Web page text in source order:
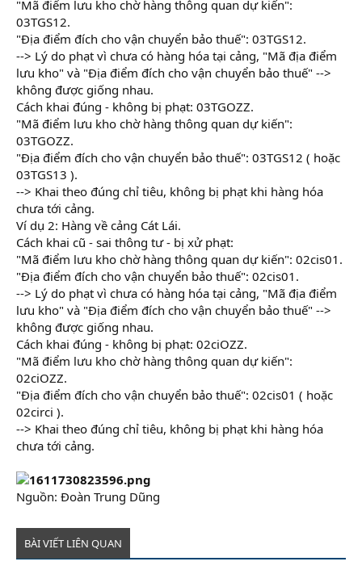
"Mã điểm lưu kho chờ hàng thông quan dự kiến":
03TGS12.
"Địa điểm đích cho vận chuyển bảo thuế": 03TGS12.
--> Lý do phạt vì chưa có hàng hóa tại cảng, "Mã địa điểm
lưu kho" và "Địa điểm đích cho vận chuyển bảo thuế" -->
không được giống nhau.
Cách khai đúng - không bị phạt: 03TGOZZ.
"Mã điểm lưu kho chờ hàng thông quan dự kiến":
03TGOZZ.
"Địa điểm đích cho vận chuyển bảo thuế": 03TGS12 ( hoặc
03TGS13 ).
--> Khai theo đúng chỉ tiêu, không bị phạt khi hàng hóa
chưa tới cảng.
Ví dụ 2: Hàng về cảng Cát Lái.
Cách khai cũ - sai thông tư - bị xử phạt:
"Mã điểm lưu kho chờ hàng thông quan dự kiến": 02cis01.
"Địa điểm đích cho vận chuyển bảo thuế": 02cis01.
--> Lý do phạt vì chưa có hàng hóa tại cảng, "Mã địa điểm
lưu kho" và "Địa điểm đích cho vận chuyển bảo thuế" -->
không được giống nhau.
Cách khai đúng - không bị phạt: 02ciOZZ.
"Mã điểm lưu kho chờ hàng thông quan dự kiến":
02ciOZZ.
"Địa điểm đích cho vận chuyển bảo thuế": 02cis01 ( hoặc
02circi ).
--> Khai theo đúng chỉ tiêu, không bị phạt khi hàng hóa
chưa tới cảng.
Nguồn: Đoàn Trung Dũng
BÀI VIẾT LIÊN QUAN